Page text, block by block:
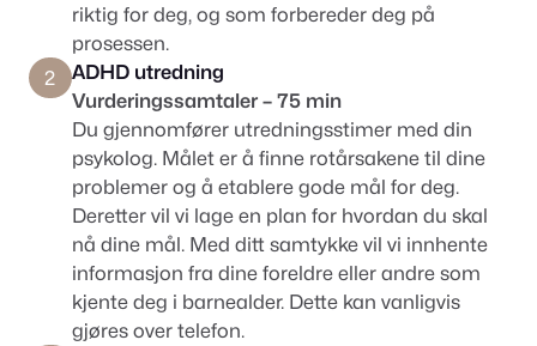
riktig for deg, og som forbereder deg på
prosessen.
2
ADHD utredning
Vurderingssamtaler – 75 min
Du gjennomfører utredningsstimer med din
psykolog. Målet er å finne rotårsakene til dine
problemer og å etablere gode mål for deg.
Deretter vil vi lage en plan for hvordan du skal
nå dine mål. Med ditt samtykke vil vi innhente
informasjon fra dine foreldre eller andre som
kjente deg i barnealder. Dette kan vanligvis
gjøres over telefon.